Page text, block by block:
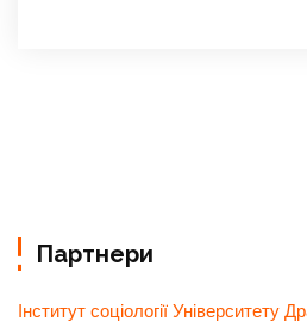
Партнери
Інститут соціології Університету